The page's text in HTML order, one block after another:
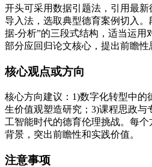
开头可采用数据引题法，引用最
导入法，选取典型德育案例切入
据-分析”的三段式结构，适当运用
部分应回归论文核心，提出前瞻性
核心观点或方向
核心方向建议：1)数字化转型中的
生价值观塑造研究；3)课程思政与
工智能时代的德育伦理挑战。每
背景，突出前瞻性和实践价值。
注意事项